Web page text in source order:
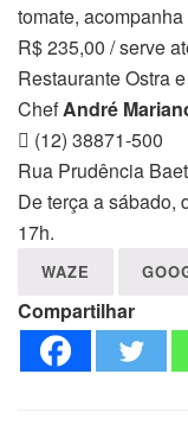
tomate,
R$ 235,00 / serve
Restaurante Ostra
ChefAndré
(12) 38871-500
Rua Prudência
De terça a sábado,
17h.
WAZE
Compartilhar